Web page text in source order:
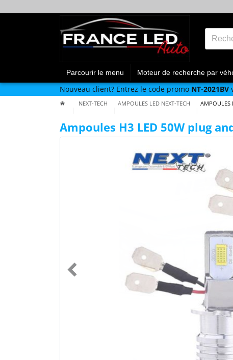
Parcourir le menu Moteur de recherche par
Nouveau client? Entrez le code promo NT-2021BV
NEXT-TECH AMPOULES LED NEXT-TECH AMPOULES
Ampoules H3 LED 50W plug